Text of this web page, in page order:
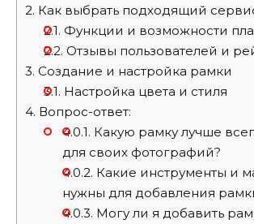
2. Как выбрать подходящий
2.1. Функции и возможности
2.2. Отзывы пользователей и
3. Создание и настройка рамки
3.1. Настройка цвета и стиля
4. Вопрос-ответ:
4.0.1. Какую рамку лучше
для своих фотографий?
4.0.2. Какие инструменты и
нужны для добавления
4.0.3. Могу ли я добавить